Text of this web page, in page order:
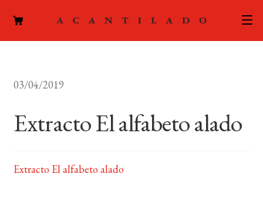
menú
ACTUALIDAD
LA EDITORIAL
03/04/2019
Extracto El alfabeto alado
Extracto El alfabeto alado